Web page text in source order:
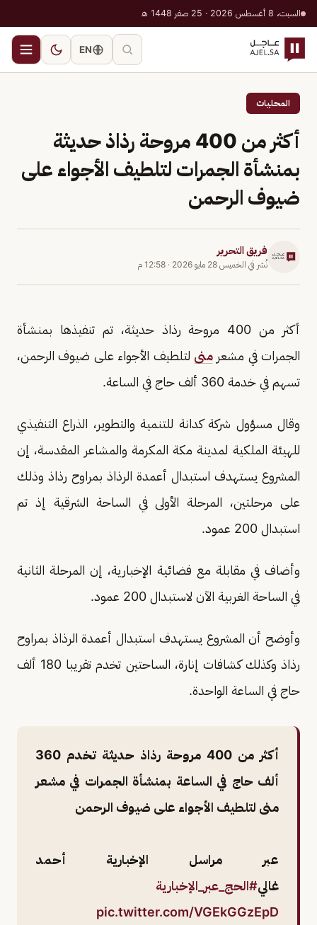
السبت، 8 أغسطس 2026 · 25 صفر 1448 هـ
EN
المحليات
أكثر من 400 مروحة رذاذ حديثة
بمنشأة الجمرات لتلطيف الأجواء على
ضيوف الرحمن
فريق التحرير
نُشر في الخميس 28 مايو 2026 · 12:58 م
أكثر من 400 مروحة رذاذ حديثة، تم تنفيذها بمنشأة
الجمرات في مشعرمنى لتلطيف الأجواء على ضيوف الرحمن،
تسهم في خدمة 360 ألف حاج في الساعة.
وقال مسؤول شركة كدانة للتنمية والتطوير، الذراع التنفيذي
للهيئة الملكية لمدينة مكة المكرمة والمشاعر المقدسة، إن
المشروع يستهدف استبدال أعمدة الرذاذ بمراوح رذاذ وذلك
على مرحلتين، المرحلة الأولى في الساحة الشرقية إذ تم
استبدال 200 عمود.
وأضاف في مقابلة مع فضائية الإخبارية، إن المرحلة الثانية
في الساحة الغربية الآن لاستبدال 200 عمود.
وأوضح أن المشروع يستهدف استبدال أعمدة الرذاذ بمراوح
رذاذ وكذلك كشافات إنارة، الساحتين تخدم تقريبا 180 ألف
حاج في الساعة الواحدة.
أكثر من 400 مروحة رذاذ حديثة تخدم 360
ألف حاج في الساعة بمنشأة الجمرات في مشعر
منى لتلطيف الأجواء على ضيوف الرحمن
عبر مراسل الإخبارية أحمد
غالي#الحج_عبر_الإخبارية
pic.twitter.com/VGEkGGzEpD